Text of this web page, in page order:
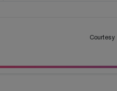
Courtesy